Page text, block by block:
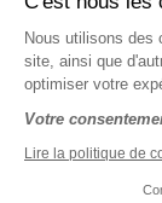
Nous utilisons des
site, ainsi que
optimiser votre
Votre
Lire la politique de
Politique